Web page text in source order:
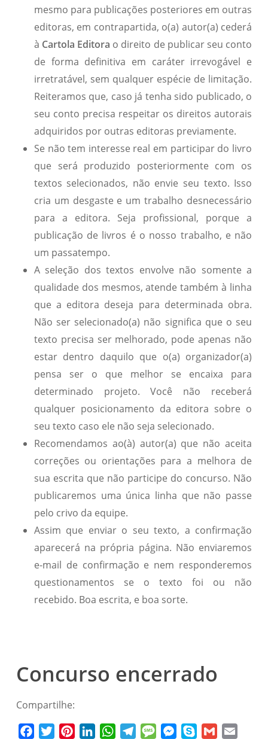
mesmo para publicações posteriores em outras
editoras, em contrapartida, o(a) autor(a) cederá
à Cartola Editora o direito de publicar seu conto
de forma definitiva em caráter irrevogável e
irretratável, sem qualquer espécie de limitação.
Reiteramos que, caso já tenha sido publicado, o
seu conto precisa respeitar os direitos autorais
adquiridos por outras editoras previamente.
Se não tem interesse real em participar do livro
que será produzido posteriormente com os
textos selecionados, não envie seu texto. Isso
cria um desgaste e um trabalho desnecessário
para a editora. Seja profissional, porque a
publicação de livros é o nosso trabalho, e não
um passatempo.
A seleção dos textos envolve não somente a
qualidade dos mesmos, atende também à linha
que a editora deseja para determinada obra.
Não ser selecionado(a) não significa que o seu
texto precisa ser melhorado, pode apenas não
estar dentro daquilo que o(a) organizador(a)
pensa ser o que melhor se encaixa para
determinado projeto. Você não receberá
qualquer posicionamento da editora sobre o
seu texto caso ele não seja selecionado.
Recomendamos ao(à) autor(a) que não aceita
correções ou orientações para a melhora de
sua escrita que não participe do concurso. Não
publicaremos uma única linha que não passe
pelo crivo da equipe.
Assim que enviar o seu texto, a confirmação
aparecerá na própria página. Não enviaremos
e-mail de confirmação e nem responderemos
questionamentos se o texto foi ou não
recebido. Boa escrita, e boa sorte.
Concurso encerrado
Compartilhe:
FacebookTwitterPinterestLinkedInWhatsAppTelegramMessageMessenger
Skype Gmail